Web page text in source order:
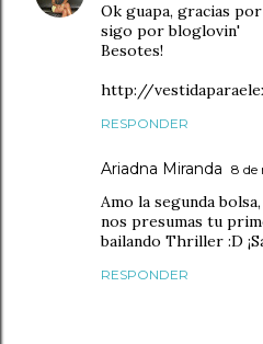
Ok guapa, gracias
sigo por bloglovin'
Besotes!
http://
RESPONDER
Ariadna Miranda 8 de
Amo la segunda
nos presumas tu
bailando Thriller :D
RESPONDER